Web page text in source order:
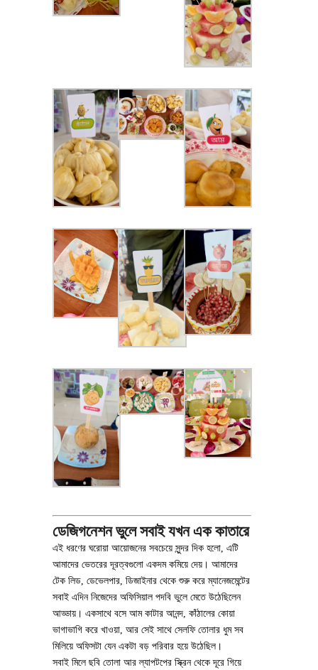
ডেজিগনেশন ভুলে সবাই যখন এক কাতারে
এই ধরণের ঘরোয়া আয়োজনের সবচেয়ে সুন্দর দিক হলো, এটি
আমাদের ভেতরের দূরত্বগুলো একদম কমিয়ে দেয়। আমাদের
টেক লিড, ডেভেলপার, ডিজাইনার থেকে শুরু করে ম্যানেজমেন্টের
সবাই এদিন নিজেদের অফিসিয়াল পদবি ভুলে মেতে উঠেছিলেন
আড্ডায়। একসাথে বসে আম কাটার আনন্দ, কাঁঠালের কোয়া
ভাগাভাগি করে খাওয়া, আর সেই সাথে সেলফি তোলার ধুম সব
মিলিয়ে অফিসটা যেন একটা বড় পরিবার হয়ে উঠেছিল।
সবাই মিলে ছবি তোলা আর ল্যাপটপের স্ক্রিন থেকে দূরে গিয়ে